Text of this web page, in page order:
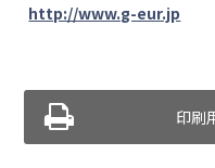
http://www.g-eur.jp
印刷